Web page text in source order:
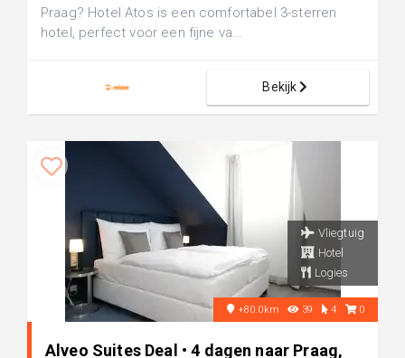
Praag? Hotel Atos is een comfortabel 3-sterren
hotel, perfect voor een fijne va...
Bekijk
Vliegtuig
Hotel
Logies
+80.0km 39 4 0
Alveo Suites Deal • 4 dagen naar Praag,